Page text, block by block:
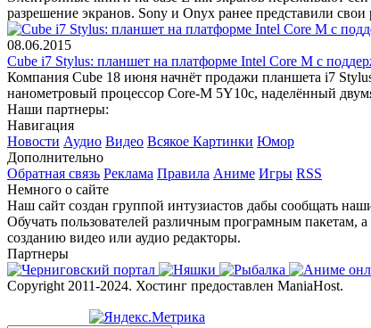
разрешение экранов. Sony и Onyx ранее представили
08.06.2015
Cube i7 Stylus: планшет на платформе Intel Core M с
Компания Cube 18 июня начнёт продажи планшета i7
нанометровый процессор Core-M 5Y10c, наделённый
Наши партнеры:
Навигация
Новости Аудио Видео Всякое Картинки Юмор
Дополнительно
Обратная связь Реклама Правила Аниме Игры RSS
Немного о сайте
Наш сайт создан группой интузиастов дабы сообщать
Обучать пользователей различным програмным
созданию видео или аудио редакторы.
Партнеры
Copyright 2011-2024. Хостинг предоставлен ManiaHost.